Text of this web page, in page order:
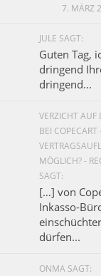
7. MÄRZ
JULE SAGT:
Guten Tag,
dringend
dringend...
VERZICHT AUF
BEI COPECART
MÖGLICH? -
SAGT:
[…] von
Inkasso-
dürfen...
ONMA SAGT: